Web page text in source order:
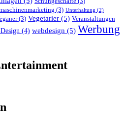
(3) Unterhaltung (2)
(3) Vegetarier (5) Veranstaltungen
(4) webdesign (5) Werbung